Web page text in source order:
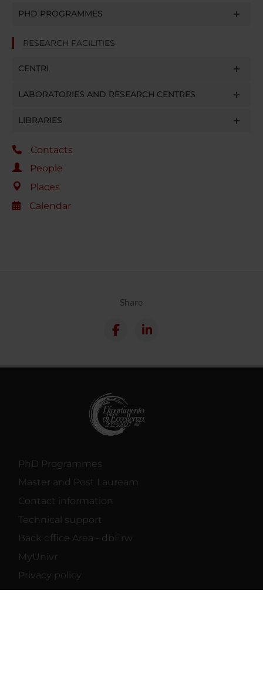
PHD PROGRAMMES
RESEARCH FACILITIES
CENTRI
LABORATORIES AND RESEARCH CENTRES
LIBRARIES
Contacts
People
Places
Calendar
Share
PhD Programmes
Master and Post Lauream
Contact information
Technical support
Back office Area - dbErw
MyUnivr
Privacy policy